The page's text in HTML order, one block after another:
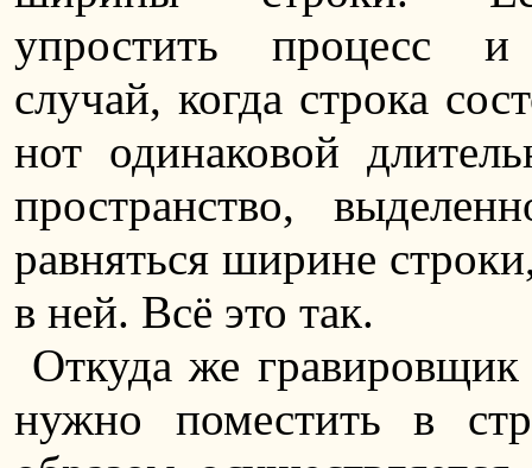
упростить процесс и
случай, когда строка
нот одинаковой
пространство,
равняться ширине
в ней. Всё это так.
Откуда же гравировщик
нужно поместить в